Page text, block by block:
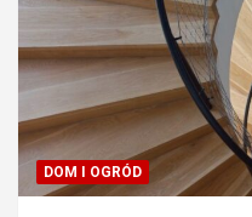
DOM I OGRÓD